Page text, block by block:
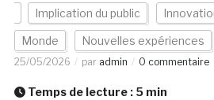
Implication du public
Monde Nouvelles expériences
25/05/2026 par admin 0 commentaire
Temps de lecture : 5 min